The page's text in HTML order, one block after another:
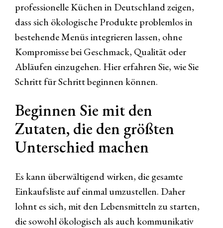
professionelle Küchen in Deutschland zeigen,
dass sich ökologische Produkte problemlos in
bestehende Menüs integrieren lassen, ohne
Kompromisse bei Geschmack, Qualität oder
Abläufen einzugehen. Hier erfahren Sie, wie Sie
Schritt für Schritt beginnen können.
Beginnen Sie mit den
Zutaten, die den größten
Unterschied machen
Es kann überwältigend wirken, die gesamte
Einkaufsliste auf einmal umzustellen. Daher
lohnt es sich, mit den Lebensmitteln zu starten,
die sowohl ökologisch als auch kommunikativ